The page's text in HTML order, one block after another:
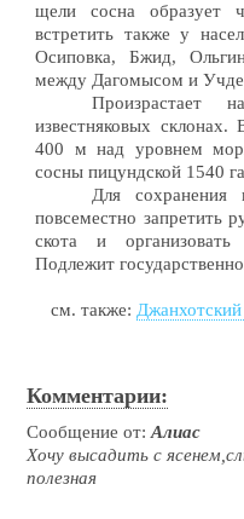
щели сосна образует
встретить также у
Осиповка, Бжид,
между Дагомысом и
Произрастает
известняковых
400 м над уровнем
сосны пицундской 1540
Для сохранения
повсеместно запретить
скота и организовать
Подлежит
см. также:
Комментарии:
Сообщение от:Алиас
Хочу высадить с
полезная